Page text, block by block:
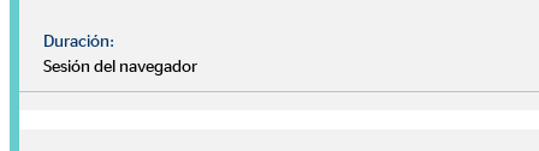
Duración:
Sesión del navegador